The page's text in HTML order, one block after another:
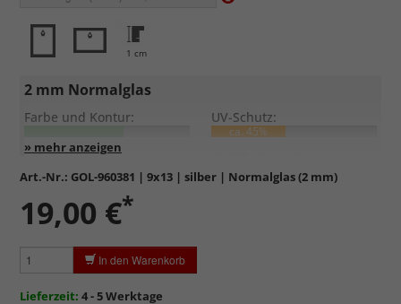
1 cm
2 mm Normalglas
Farbe und Kontur: UV-Schutz:
ca. 45%
Entspiegelung:
in hochwertiger Floatglas-Qualität.
Formstabil, preiswert, witterungs- und hitzebeständig
Reflektierende Oberfläche
Art.-Nr.: GOL-960381 | 9x13 | silber | Normalglas (2 mm)
19,00 €*
In den Warenkorb
Lieferzeit: 4 - 5 Werktage